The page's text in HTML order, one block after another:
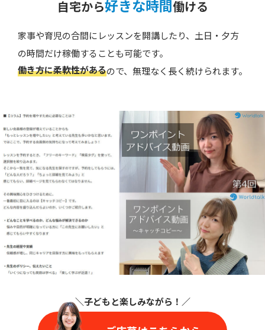
自宅から好きな時間働ける
家事や育児の合間にレッスンを開講したり、土日・夕方
の時間だけ稼働することも可能です。
働き方に柔軟性があるので、無理なく長く続けられます。
＼子どもと楽しみながら ！／